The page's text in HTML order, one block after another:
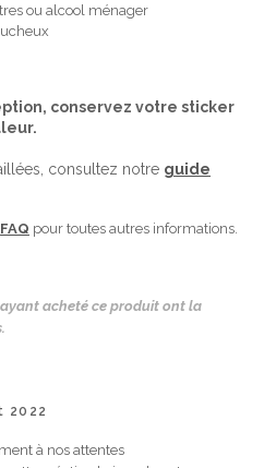
ou alcool ménager
conservez votre sticker
consultez notre guide
FAQ pour toutes autres informations.
acheté ce produit ont la
2022
à nos attentes